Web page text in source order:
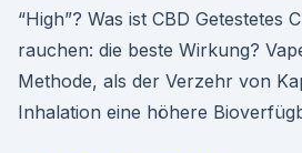
“High”? Was ist CBD Getestetes
rauchen: die beste Wirkung?
Methode, als der Verzehr von
Inhalation eine höhere